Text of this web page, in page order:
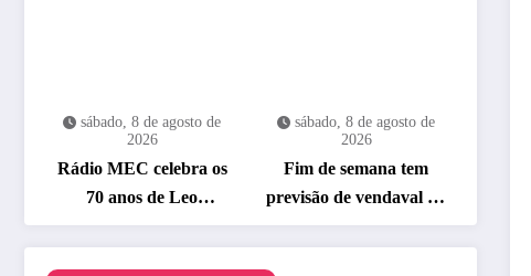
sábado, 8 de agosto de
2026
Rádio MEC celebra os
70 anos de Leo
Gandelman
sábado, 8 de agosto de
2026
Fim de semana tem
previsão de vendaval no
Sudeste e geada no Sul